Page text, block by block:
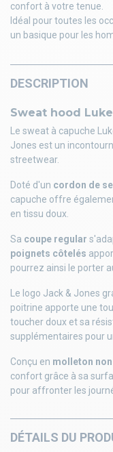
confort à votre tenue.
Idéal pour toutes les
un basique pour les
DESCRIPTION
Sweat hood
Le sweat à capuche
Jones est un
streetwear.
Doté d'un cordon de
capuche offre
en tissu doux.
Sa coupe regular
poignets côtelés
pourrez ainsi le porter
Le logo Jack & Jones
poitrine apporte une
toucher doux et sa
supplémentaires pour
Conçu en molleton
confort grâce à sa
pour affronter les
DÉTAILS DU